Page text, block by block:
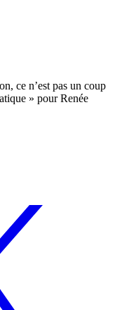
ce n’est pas un coup
» pour Renée